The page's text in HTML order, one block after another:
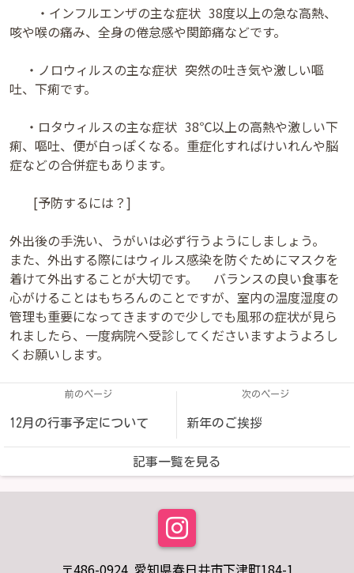
・インフルエンザの主な症状 38度以上の急な高熱、
咳や喉の痛み、全身の倦怠感や関節痛などです。
・ノロウィルスの主な症状 突然の吐き気や激しい嘔
吐、下痢です。
・ロタウィルスの主な症状 38℃以上の高熱や激しい下
痢、嘔吐、便が白っぽくなる。重症化すればけいれんや脳
症などの合併症もあります。
[予防するには？]
外出後の手洗い、うがいは必ず行うようにしましょう。
また、外出する際にはウィルス感染を防ぐためにマスクを
着けて外出することが大切です。 バランスの良い食事を
心がけることはもちろんのことですが、室内の温度湿度の
管理も重要になってきますので少しでも風邪の症状が見ら
れましたら、一度病院へ受診してくださいますようよろし
くお願いします。
前のページ
12月の行事予定について
次のページ
新年のご挨拶
記事一覧を見る